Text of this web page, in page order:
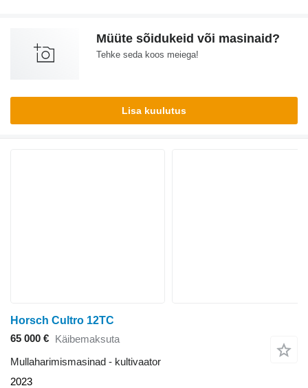
Müüte sõidukeid või masinaid?
Tehke seda koos meiega!
Lisa kuulutus
Horsch Cultro 12TC
65 000 € Käibemaksuta
Mullaharimismasinad - kultivaator
2023